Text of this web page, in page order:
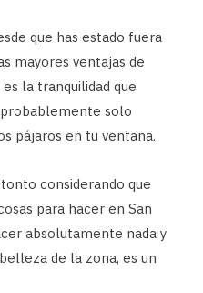
que has estado fuera
mayores ventajas de
la tranquilidad que
solo
pájaros en tu ventana.
considerando que
para hacer en San
absolutamente nada y
de la zona, es un